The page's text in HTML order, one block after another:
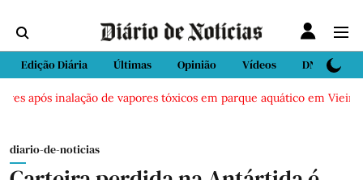
Edição Diária Últimas Opinião Vídeos DN Sport
após inalação de vapores tóxicos em parque aquático em Vieira
diario-de-noticias